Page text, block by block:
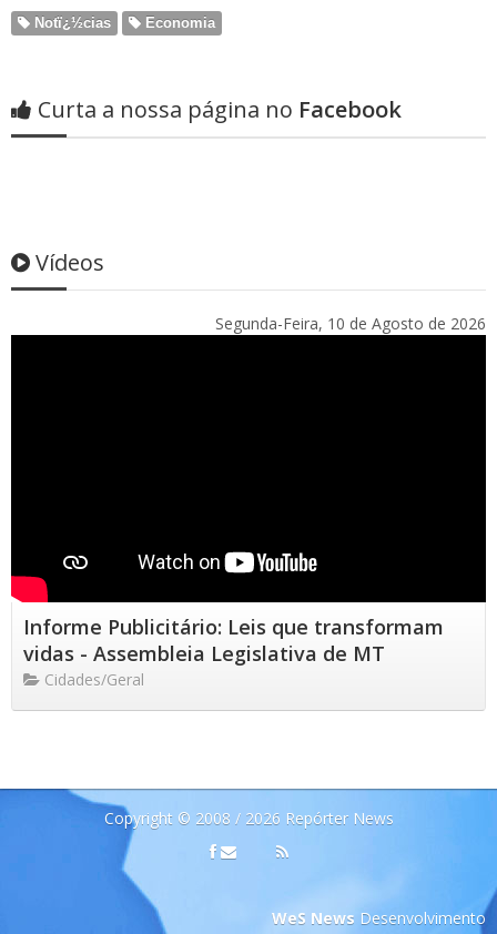
Notï¿½cias Economia
Curta a nossa página no Facebook
Vídeos
Segunda-Feira, 10 de Agosto de 2026
Informe Publicitário: Leis que transformam
vidas - Assembleia Legislativa de MT
Cidades/Geral
Copyright © 2008 / 2026 Repórter News
WeS News Desenvolvimento